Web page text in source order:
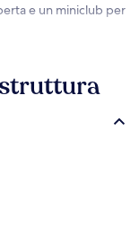
e un miniclub per